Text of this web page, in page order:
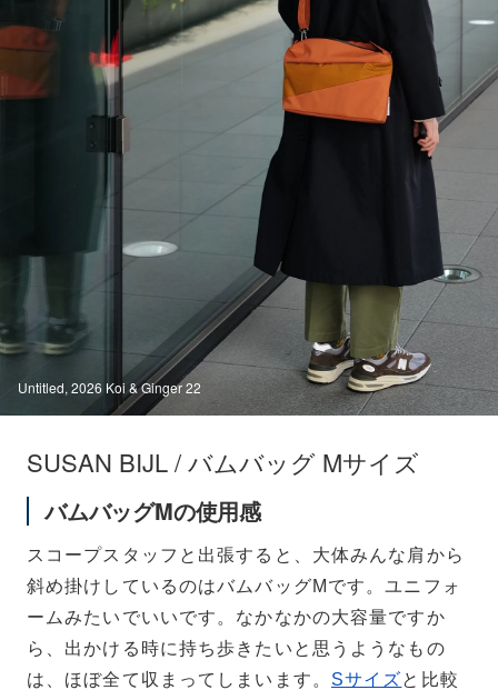
Untitled, 2026 Koi & Ginger 22
SUSAN BIJL / バムバッグ Mサイズ
バムバッグMの使用感
スコープスタッフと出張すると、大体みんな肩から
斜め掛けしているのはバムバッグMです。ユニフォ
ームみたいでいいです。なかなかの大容量ですか
ら、出かける時に持ち歩きたいと思うようなもの
は、ほぼ全て収まってしまいます。 Sサイズと比較